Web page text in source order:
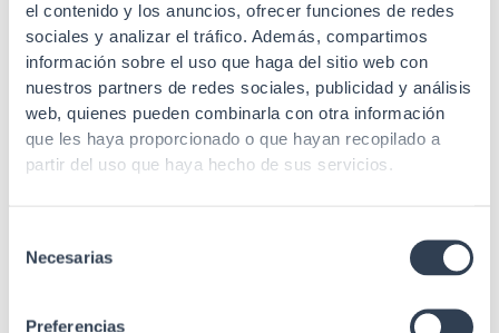
el contenido y los anuncios, ofrecer funciones de redes
sociales y analizar el tráfico. Además, compartimos
información sobre el uso que haga del sitio web con
nuestros partners de redes sociales, publicidad y análisis
web, quienes pueden combinarla con otra información
que les haya proporcionado o que hayan recopilado a
partir del uso que haya hecho de sus servicios.
Necesarias
Preferencias
SKU: 50NU6DCA5
Cable cat 6
CABLE UTP RIGIDO C-6
LSZH Dca-s2,d2,a1 500MT
SKU: 50NU6DCA1
Cable cat 6
CABLE UTP RIGIDO C-6
LSZH Dca-s2,d2,a1 1000MT
SKU: 50NU6DCA